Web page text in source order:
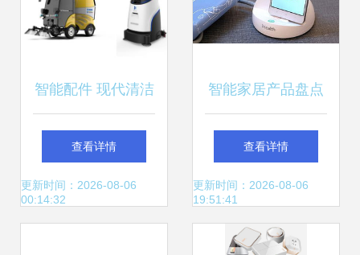
智能配件 现代清洁
设备的进化关键
查看详情
更新时间：2026-08-06
00:14:32
智能家居产品盘点
与2015年智能设备
回顾
查看详情
更新时间：2026-08-06
19:51:41